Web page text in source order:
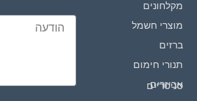
מקלחונים
מוצרי חשמל
ברזים
תנורי חימום
אביזרים סניטריים